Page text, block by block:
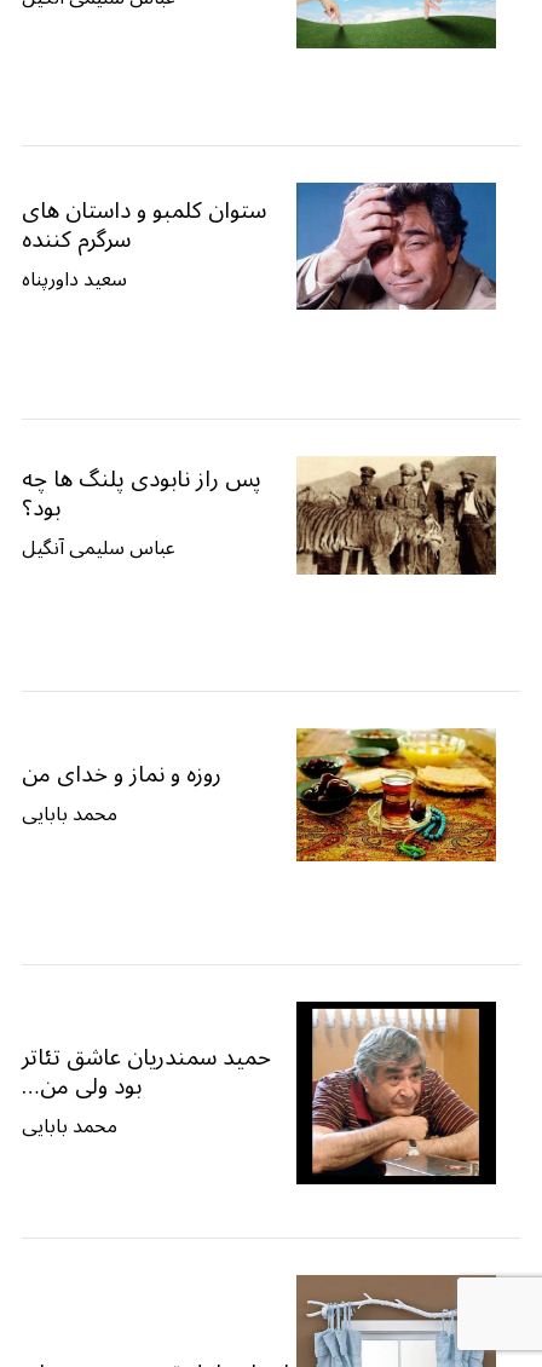
ستوان کلمبو و داستان های
سرگرم کننده
سعید داورپناه
پس راز نابودی پلنگ ها چه
بود؟
عباس سلیمی آنگیل
روزه و نماز و خدای من
محمد بابایی
حمید سمندریان عاشق تئاتر
بود ولی من…
محمد بابایی